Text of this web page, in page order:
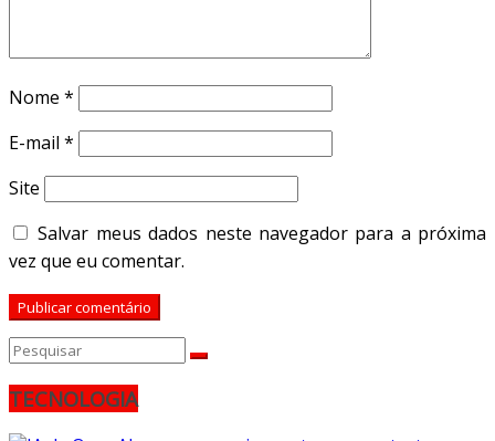
Nome *
E-mail *
Site
Salvar meus dados neste navegador para a próxima
vez que eu comentar.
TECNOLOGIA